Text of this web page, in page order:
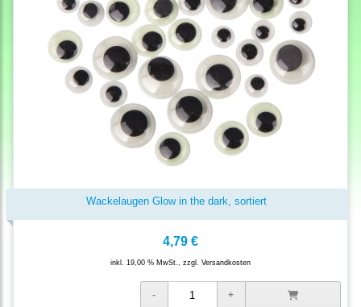
Wackelaugen Glow in the dark, sortiert
4,79 €
inkl. 19,00 % MwSt., zzgl. Versandkosten